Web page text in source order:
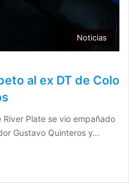
Noticias
al ex DT de Colo
Plate se vio empañado
Gustavo Quinteros y…